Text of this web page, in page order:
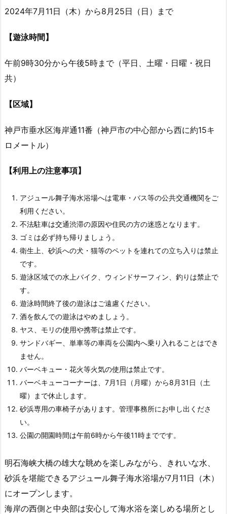
2024年7月11日（木）から8月25日（日）まで
【遊泳時間】
午前9時30分から午後5時まで（平日、土曜・日曜・祝日
共）
【区域】
神戸市垂水区海岸通11番（神戸市の中心部から西に約15キ
ロメートル）
【利用上の注意事項】
アジュール舞子海水浴場へは電車・バス等の公共交通機関をご
利用ください。
不法駐車は交通渋滞の原因や住民の方の迷惑となります。
ゴミは必ず持ち帰りましょう。
衛生上、砂浜への犬・猫等のペットを連れての立ち入りは禁止
です。
遊泳区域での水上バイク、ウィンドサーフィン、釣りは禁止で
す。
遊泳時間終了後の遊泳はご遠慮ください。
酒を飲んでの遊泳はやめましょう。
ヤス、モリの使用や携帯は禁止です。
サンドバギー、単車等の車両を公園内へ乗り入れることはでき
ません。
バーベキュー・花火等火気の使用は禁止です。
バーベキューコーナーは、7月1日（月曜）から8月31日（土
曜）まで休止します。
砂浜専用の車椅子があります。管理事務所にお申し出くださ
い。
公園の開園時間は午前6時から午後11時までです。
明石海峡大橋の雄大な眺めを楽しみながら、きれいな水、
砂浜を堪能できるアジュール舞子海水浴場が7月11日（木）
にオープンします。
海岸の西側と中央部は安心して海水浴を楽しめる場所とし